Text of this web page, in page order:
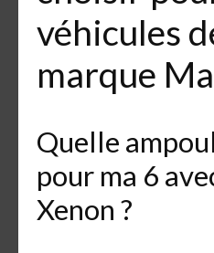
véhicules
marque
Quelle
pour ma 6
Xenon ?